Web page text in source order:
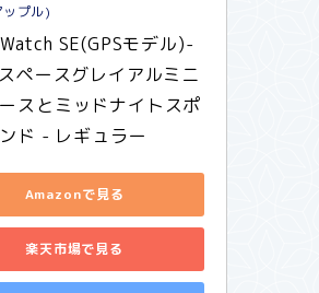
プル)
SE(GPSモデル)-
ペースグレイアルミニ
スとミッドナイトスポ
ド - レギュラー
Amazonで見る
楽天市場で見る